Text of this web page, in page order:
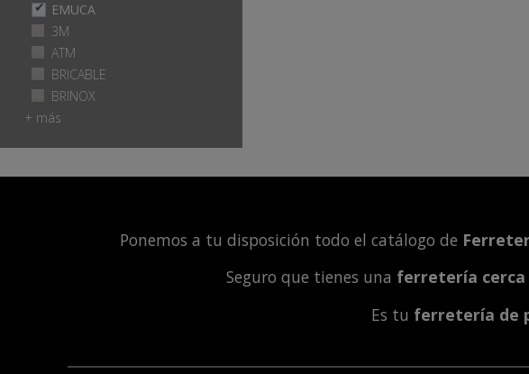
Remove EMUCA filter
(-) Remove
EMUCA
filter
EMUCA
Apply 3M filter
3M
3M
filter
Apply ATM filter
ATM
ATM
filter
Apply BRICABLE filter
BRICABLE
Apply BRINOX filter
BRINOX
+ más
Ponemos a tu disposición todo el catálogo de
Seguro que tienes una ferretería cerca
Es tu ferretería de